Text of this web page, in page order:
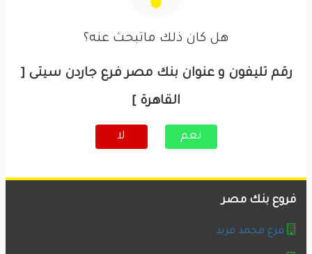
هل كان ذلك ماتبحث عنه؟
رقم تليفون و عنوان بنك مصر فرع جاردن سيتى [
القاهرة ]
نعم لا
فروع بنك مصر
فرع محمد فريد